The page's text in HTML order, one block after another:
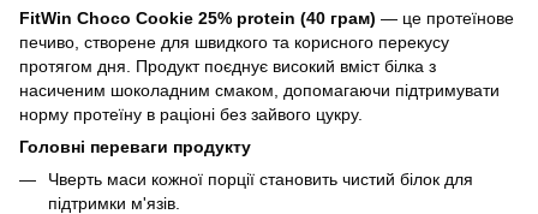
FitWin Choco Cookie 25% protein (40 грам) — це протеїнове
печиво, створене для швидкого та корисного перекусу
протягом дня. Продукт поєднує високий вміст білка з
насиченим шоколадним смаком, допомагаючи підтримувати
норму протеїну в раціоні без зайвого цукру.
Головні переваги продукту
Чверть маси кожної порції становить чистий білок для
підтримки м'язів.